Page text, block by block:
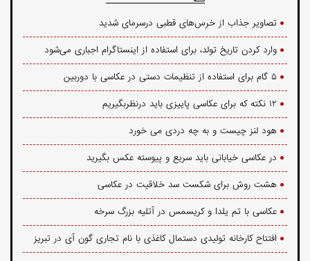
تصاویر جذاب از خرس‌های قطبی درسرمای شدید
وارد کردن تاریخ تولد، برای استفاده از اینستاگرام اجباری می‌شود
۵ گام برای استفاده از تنظیمات دستی در عکاسی با دوربین
۱۲ نکته که برای عکاسی پاییزی باید درنظربگیریم
هود لنز چیست و به چه دردی می خورد
در عکاسی خیابانی باید سریع و پیوسته عکس بگیرید
هشت روش برای شکست سد خلاقیت در عکاسی
عکاسی با تم یلدا و کریسمس در آتلیه بزرگ سرخه
افتتاح کارخانه تولیدی دستمال کاغذی با نام تجاری گون آی در تبریز